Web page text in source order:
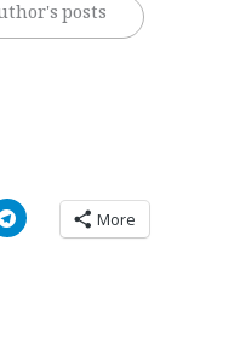
posts
More